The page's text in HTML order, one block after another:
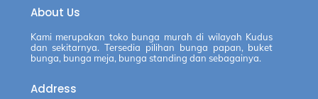
About Us
Kami merupakan toko bunga murah di wilayah Kudus
dan sekitarnya. Tersedia pilihan bunga papan, buket
bunga, bunga meja, bunga standing dan sebagainya.
Address